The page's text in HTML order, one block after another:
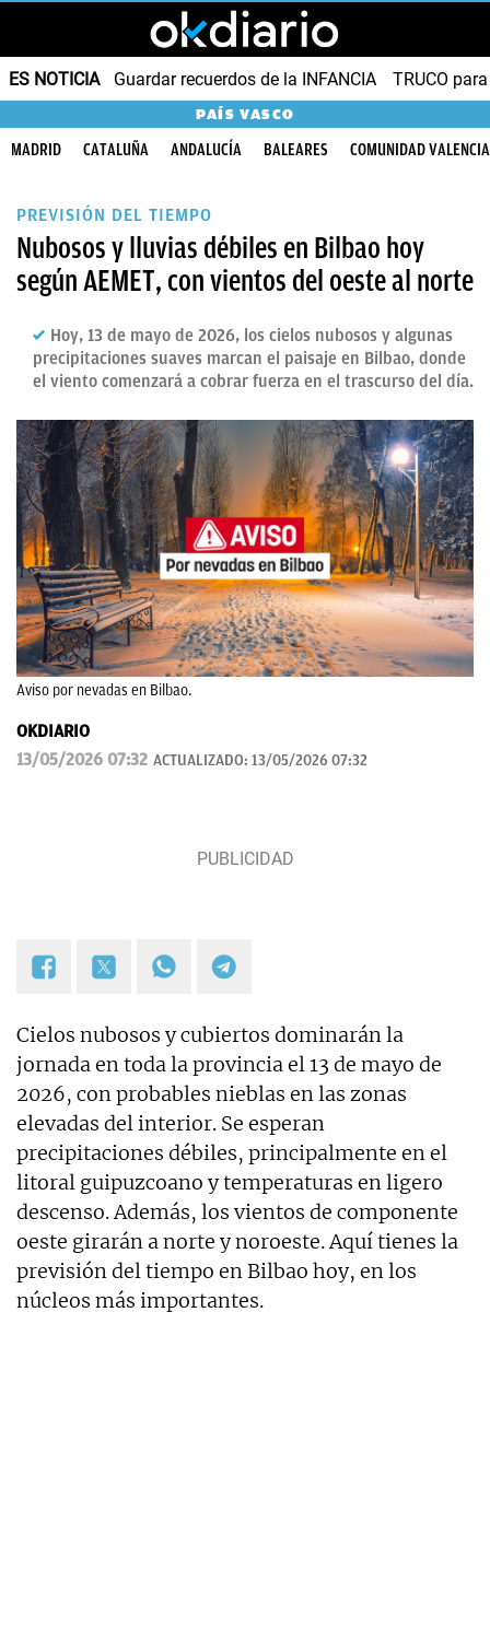
ES NOTICIA Guardar recuerdos de la INFANCIA TRUCO
PAÍS VASCO
MADRID CATALUÑA ANDALUCÍA BALEARES COMUNIDAD
PREVISIÓN DEL TIEMPO
Nubosos y lluvias débiles en Bilbao hoy
según AEMET, con vientos del oeste al norte
Hoy, 13 de mayo de 2026, los cielos nubosos y algunas
precipitaciones suaves marcan el paisaje en Bilbao, donde
el viento comenzará a cobrar fuerza en el trascurso del día.
Aviso por nevadas en Bilbao.
OKDIARIO
13/05/2026 07:32 ACTUALIZADO: 13/05/2026 07:32
Cielos nubosos y cubiertos dominarán la
jornada en toda la provincia el 13 de mayo de
2026, con probables nieblas en las zonas
elevadas del interior. Se esperan
precipitaciones débiles, principalmente en el
litoral guipuzcoano y temperaturas en ligero
descenso. Además, los vientos de componente
oeste girarán a norte y noroeste. Aquí tienes la
previsión del tiempo en Bilbao hoy, en los
núcleos más importantes.